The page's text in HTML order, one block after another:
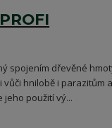
spojením dřevěné
hnilobě i parazitům
použití vý...